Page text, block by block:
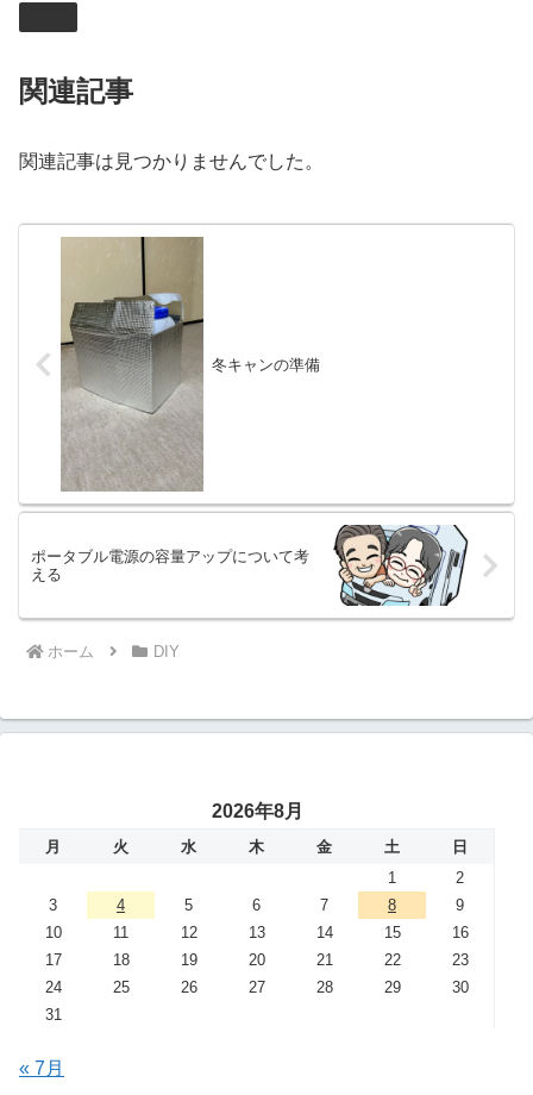
関連記事
関連記事は見つかりませんでした。
冬キャンの準備
ポータブル電源の容量アップについて考
える
ホーム DIY
2026年8月
月 火 水 木 金 土
日
1
2
3
4 5 6 7 8
9
10
11 12 13 14 15
16
17
18 19 20 21 22
23
24
25 26 27 28 29
30
31
« 7月